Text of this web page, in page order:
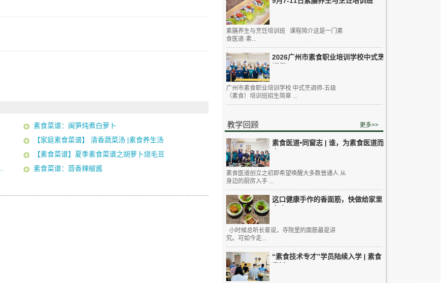
素膳养生与烹饪培训班 课程简介这是一门素
食医道·素...
2026广州市素食职业培训学校中式烹
广州市素食职业培训学校 中式烹调师-五级
（素食）培训班招生简章 ...
教学回顾 更多>>
素食医道•同窗志 | 谁，为素食医道而
素食医道创立之初即希望唤醒大多数普通人 从
身边的厨房入手 ...
这口健康手作的香面筋，快做给家里
小时候总听长辈说，寺院里的面筋最是讲
究。可如今走...
“素食技术专才”学员陆续入学 | 素食
素食菜谱：闽笋炖煮白萝卜
【家庭素食菜谱】 清香蔬菜汤 |素食养生汤
【素食菜谱】夏季素食菜谱之胡萝卜烧毛豆
素食菜谱：茴香辣椒酱